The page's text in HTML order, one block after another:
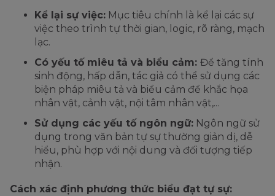
Kể lại sự việc: Mục tiêu chính là kể lại các sự
việc theo trình tự thời gian, logic, rõ ràng, mạch
lạc.
Có yếu tố miêu tả và biểu cảm: Để tăng tính
sinh động, hấp dẫn, tác giả có thể sử dụng các
biện pháp miêu tả và biểu cảm để khắc họa
nhân vật, cảnh vật, nội tâm nhân vật,...
Sử dụng các yếu tố ngôn ngữ: Ngôn ngữ sử
dụng trong văn bản tự sự thường giản dị, dễ
hiểu, phù hợp với nội dung và đối tượng tiếp
nhận.
Cách xác định phương thức biểu đạt tự sự: